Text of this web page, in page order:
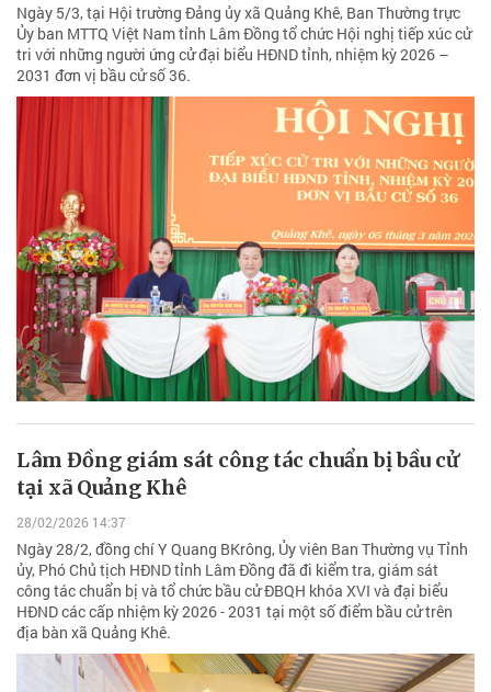
Ngày 5/3, tại Hội trường Đảng ủy xã Quảng Khê, Ban Thường trực
Ủy ban MTTQ Việt Nam tỉnh Lâm Đồng tổ chức Hội nghị tiếp xúc cử
tri với những người ứng cử đại biểu HĐND tỉnh, nhiệm kỳ 2026 –
2031 đơn vị bầu cử số 36.
Lâm Đồng giám sát công tác chuẩn bị bầu cử
tại xã Quảng Khê
28/02/2026 14:37
Ngày 28/2, đồng chí Y Quang BKrông, Ủy viên Ban Thường vụ Tỉnh
ủy, Phó Chủ tịch HĐND tỉnh Lâm Đồng đã đi kiểm tra, giám sát
công tác chuẩn bị và tổ chức bầu cử ĐBQH khóa XVI và đại biểu
HĐND các cấp nhiệm kỳ 2026 - 2031 tại một số điểm bầu cử trên
địa bàn xã Quảng Khê.